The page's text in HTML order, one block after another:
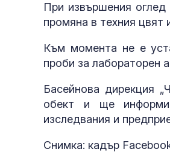
При извършения оглед
промяна в техния цвят
Към момента не е
проби за лабораторен
Басейнова дирекция
обект и ще
изследвания и
Снимка: кадър